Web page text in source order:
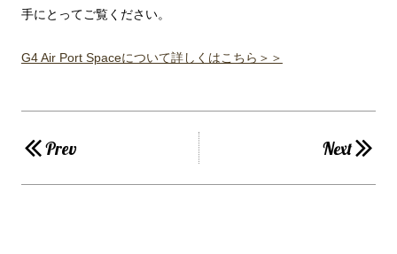
手にとってご覧ください。
G4 Air Port Spaceについて詳しくはこちら＞＞
Prev Next